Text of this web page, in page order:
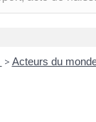
> Acteurs du